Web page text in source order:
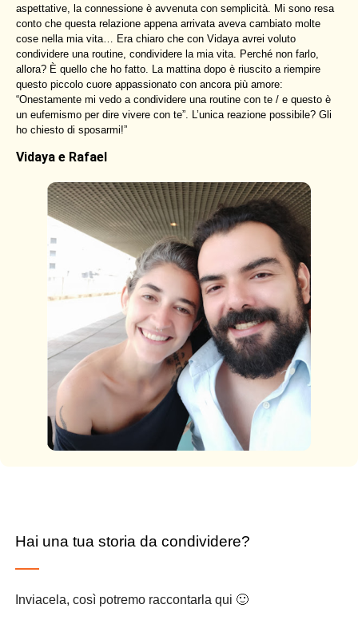
aspettative, la connessione è avvenuta con semplicità. Mi sono resa
conto che questa relazione appena arrivata aveva cambiato molte
cose nella mia vita… Era chiaro che con Vidaya avrei voluto
condividere una routine, condividere la mia vita. Perché non farlo,
allora? È quello che ho fatto. La mattina dopo è riuscito a riempire
questo piccolo cuore appassionato con ancora più amore:
“Onestamente mi vedo a condividere una routine con te / e questo è
un eufemismo per dire vivere con te”. L’unica reazione possibile? Gli
ho chiesto di sposarmi!”
Vidaya e Rafael
Hai una tua storia da condividere?
Inviacela, così potremo raccontarla qui 🙂